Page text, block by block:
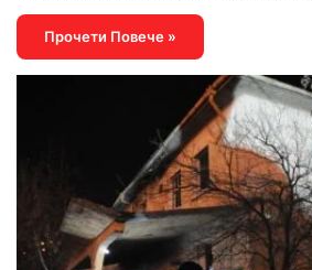
Прочети Повече »